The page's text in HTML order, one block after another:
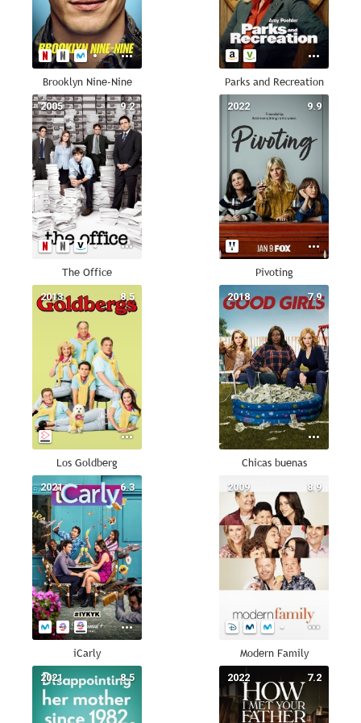
Brooklyn Nine-Nine Parks and Recreation
9.2
2005
The Office
9.9
2022
Pivoting
8.5
2013
Los Goldberg
7.9
2018
Chicas buenas
6.3
2021
iCarly
8.9
2009
Modern Family
8.5
2021 7.2
2022